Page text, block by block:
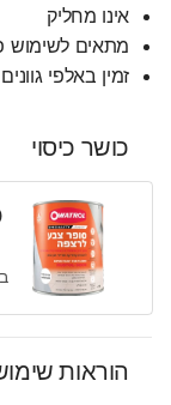
אינו מחליק
מתאים לשימוש
זמין באלפי גוונים
כושר כיסוי
הוראות